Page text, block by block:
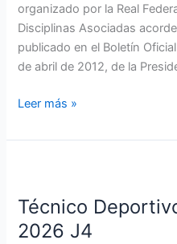
organizado por la Real
Disciplinas Asociadas
publicado en el Boletín
de abril de 2012, de la
Leer más »
Técnico
2026 J4
Kung
Fu